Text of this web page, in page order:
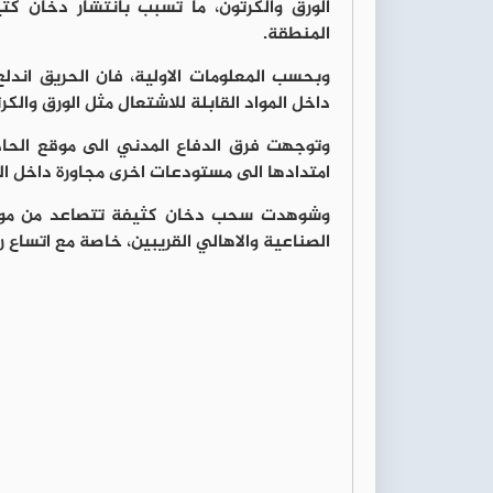
الورق والكرتون، ما تسبب بانتشار
المنطقة.
وبحسب المعلومات الاولية، فان الحريق
داخل المواد القابلة للاشتعال مثل الورق
وتوجهت فرق الدفاع المدني الى موقع
امتدادها الى مستودعات اخرى مجاورة داخل
وشوهدت سحب دخان كثيفة تتصاعد من
الصناعية والاهالي القريبين، خاصة مع